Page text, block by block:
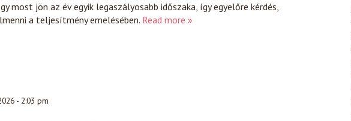
most jön az év egyik legaszályosabb időszaka, így egyelőre kérdés,
a teljesítmény emelésében. Read more »
- 2:03 pm